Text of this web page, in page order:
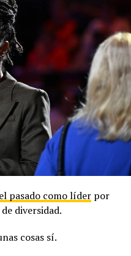
pasado como líderpor
diversidad.
cosas sí.